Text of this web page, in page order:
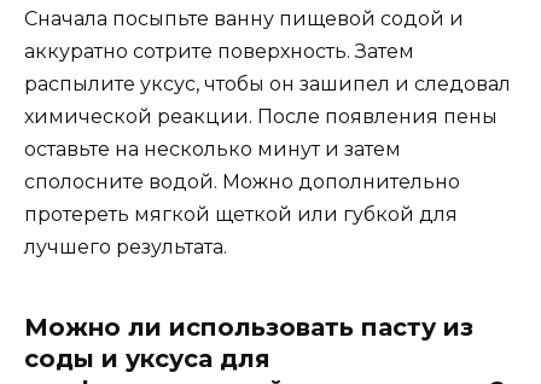
Сначала посыпьте ванну пищевой содой и
аккуратно сотрите поверхность. Затем
распылите уксус, чтобы он зашипел и следовал
химической реакции. После появления пены
оставьте на несколько минут и затем
сполосните водой. Можно дополнительно
протереть мягкой щеткой или губкой для
лучшего результата.
Можно ли использовать пасту из
соды и уксуса для